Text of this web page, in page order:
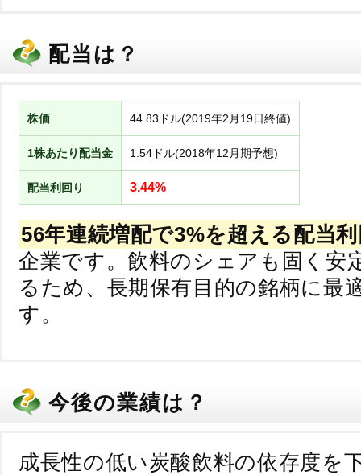
配当は？
株価 44.83ドル(2019年2月19日終値)
1株あたり配当金 1.54ドル(2018年12月期予想)
配当利回り 3.44%
56年連続増配で3%を超える配当
企業です。飲料のシェアも固く安
るため、長期保有目的の銘柄に最
す。
今後の業績は？
成長性の低い炭酸飲料の依存度を